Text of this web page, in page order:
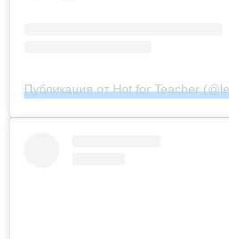
Публикация от Hot for Teacher